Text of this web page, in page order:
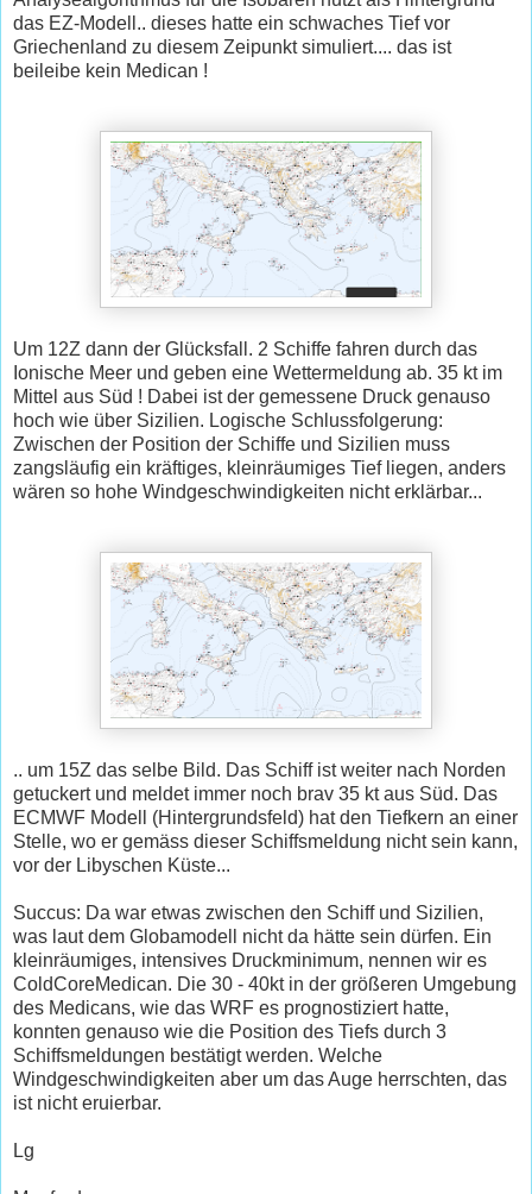
das EZ-Modell.. dieses hatte ein schwaches Tief vor
Griechenland zu diesem Zeipunkt simuliert.... das ist
beileibe kein Medican !
Um 12Z dann der Glücksfall. 2 Schiffe fahren durch das
Ionische Meer und geben eine Wettermeldung ab. 35 kt im
Mittel aus Süd ! Dabei ist der gemessene Druck genauso
hoch wie über Sizilien. Logische Schlussfolgerung:
Zwischen der Position der Schiffe und Sizilien muss
zangsläufig ein kräftiges, kleinräumiges Tief liegen, anders
wären so hohe Windgeschwindigkeiten nicht erklärbar...
.. um 15Z das selbe Bild. Das Schiff ist weiter nach Norden
getuckert und meldet immer noch brav 35 kt aus Süd. Das
ECMWF Modell (Hintergrundsfeld) hat den Tiefkern an einer
Stelle, wo er gemäss dieser Schiffsmeldung nicht sein kann,
vor der Libyschen Küste...
Succus: Da war etwas zwischen den Schiff und Sizilien,
was laut dem Globamodell nicht da hätte sein dürfen. Ein
kleinräumiges, intensives Druckminimum, nennen wir es
ColdCoreMedican. Die 30 - 40kt in der größeren Umgebung
des Medicans, wie das WRF es prognostiziert hatte,
konnten genauso wie die Position des Tiefs durch 3
Schiffsmeldungen bestätigt werden. Welche
Windgeschwindigkeiten aber um das Auge herrschten, das
ist nicht eruierbar.
Lg